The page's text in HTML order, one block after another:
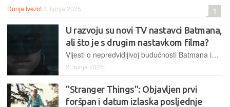
Dunja Ivezić 3. lipnja 2025. 1
U razvoju su novi TV nastavci Batmana,
ali što je s drugim nastavkom filma?
Vijesti o nepredvidljivoj budućnosti Batmana ipak ne znače da nema nade za projekt Matta Reevesa
2. lipnja 2025.
"Stranger Things": Objavljen prvi
foršpan i datum izlaska posljednje